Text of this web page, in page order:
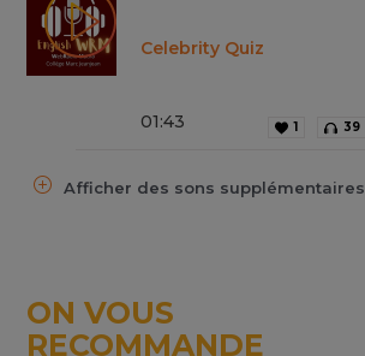
Celebrity Quiz
01:43 1 39
Afficher des sons supplémentaires
ON VOUS
RECOMMANDE